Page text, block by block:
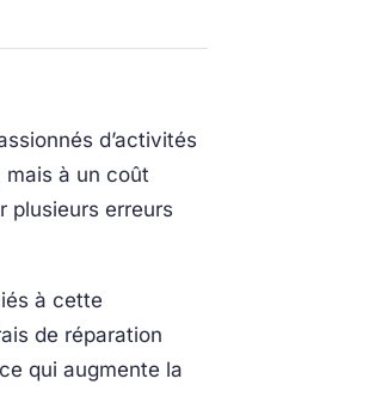
d’activités
mais à un coût
plusieurs erreurs
à cette
de réparation
qui augmente la